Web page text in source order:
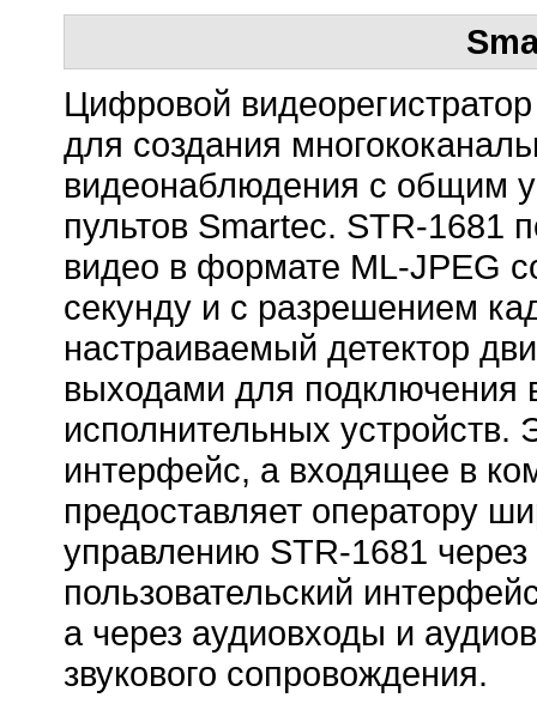
Цифровой
для создания
видеонаблюдения с общим
пультов Smartec. STR-1681
видео в формате ML-JPEG
секунду и с разрешением
настраиваемый детектор
выходами для подключения
исполнительных устройств.
интерфейс, а входящее в
предоставляет оператору
управлению STR-1681
пользовательский
а через аудиовходы и
звукового сопровождения.